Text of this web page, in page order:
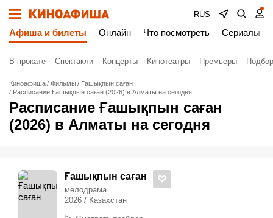
RUS
Афиша и билеты Онлайн Что посмотреть Сериалы
В прокате Спектакли Концерты Кинотеатры Премьеры
Киноафиша Фильмы
Ғашықпын саған
Расписание Ғашықпын саған (2026) в Алматы на сегодня
Расписание Ғашықпын саған
(2026) в Алматы на сегодня
Ғашықпын саған
мелодрама
2026 / Казахстан